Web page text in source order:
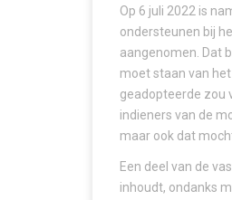
Op 6 juli 2022 is
ondersteunen bij
aangenomen. Dat
moet staan van
geadopteerde zou
indieners van de
maar ook dat
Een deel van de
inhoudt, ondanks